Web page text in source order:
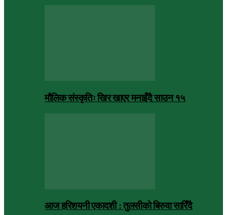
मौलिक संस्कृतिः खिर खाएर मनाइँदै साउन १५
आज हरिशयनी एकादशी : तुलसीको बिरुवा सारिँदै